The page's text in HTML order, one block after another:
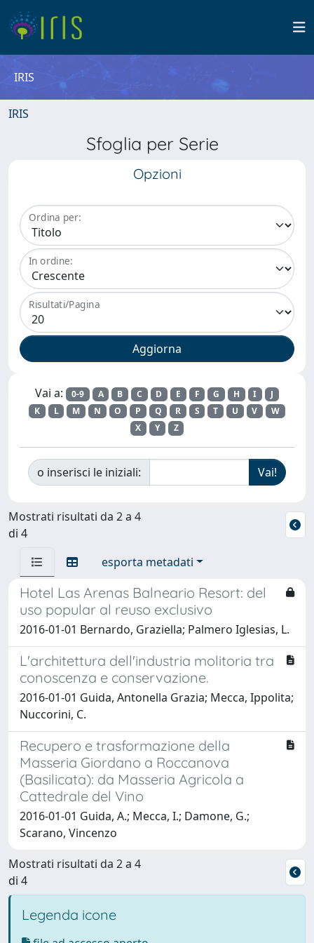
IRIS
IRIS
Sfoglia per Serie
Opzioni
Ordina per:
In ordine:
Risultati/Pagina
Vai a: 0-9 A B C D E F G H I
J
K
L M N O P Q R S T U V
W
X
Y Z
o inserisci le iniziali:
Mostrati risultati da 2 a 4
di 4
esporta metadati
Hotel Las Arenas Balneario Resort: del
uso popular al reuso exclusivo
2016-01-01 Bernardo, Graziella; Palmero Iglesias, L.
L'architettura dell'industria molitoria tra
conoscenza e conservazione.
2016-01-01 Guida, Antonella Grazia; Mecca, Ippolita;
Nuccorini, C.
Recupero e trasformazione della
Masseria Giordano a Roccanova
(Basilicata): da Masseria Agricola a
Cattedrale del Vino
2016-01-01 Guida, A.; Mecca, I.; Damone, G.;
Scarano, Vincenzo
Mostrati risultati da 2 a 4
di 4
Legenda icone